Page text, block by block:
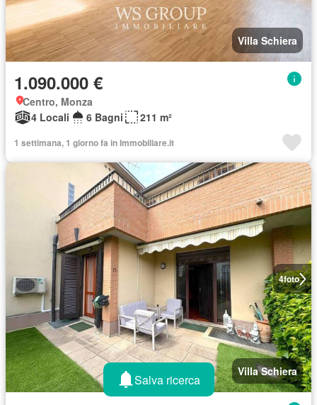
Villa Schiera
1.090.000 €
Centro, Monza
4 Locali
6 Bagni 211 m²
1 settimana, 1 giorno fa in Immobiliare.it
4foto
Villa Schiera
Salva ricerca